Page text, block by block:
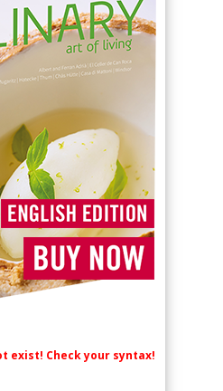
exist! Check your syntax!